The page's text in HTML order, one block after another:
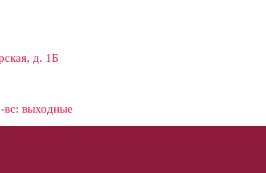
д. 1Б
вс: выходные